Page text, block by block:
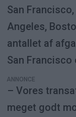
San
Angeles,
antallet af
San Francisco
ANNONCE
– Vores
meget godt